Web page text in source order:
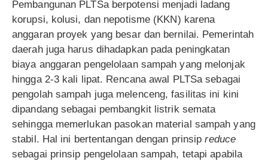
Pembangunan PLTSa berpotensi menjadi ladang
korupsi, kolusi, dan nepotisme (KKN) karena
anggaran proyek yang besar dan bernilai. Pemerintah
daerah juga harus dihadapkan pada peningkatan
biaya anggaran pengelolaan sampah yang melonjak
hingga 2-3 kali lipat. Rencana awal PLTSa sebagai
pengolah sampah juga melenceng, fasilitas ini kini
dipandang sebagai pembangkit listrik semata
sehingga memerlukan pasokan material sampah yang
stabil. Hal ini bertentangan dengan prinsipreduce
sebagai prinsip pengelolaan sampah, tetapi apabila